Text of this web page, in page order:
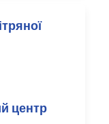
центр